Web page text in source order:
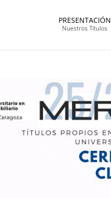
PRESENTACIÓN
Nuestros Títulos